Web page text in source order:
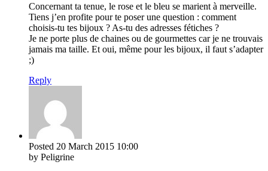
Concernant ta tenue, le rose et le bleu se marient à merveille.
Tiens j’en profite pour te poser une question : comment
choisis-tu tes bijoux ? As-tu des adresses fétiches ?
Je ne porte plus de chaines ou de gourmettes car je ne trouvais
jamais ma taille. Et oui, même pour les bijoux, il faut s’adapter
;)
Reply
Posted 20 March 2015 10:00
by Peligrine